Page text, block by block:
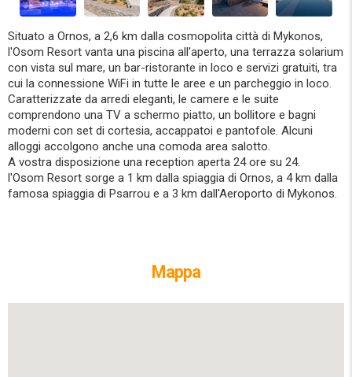
Situato a Ornos, a 2,6 km dalla cosmopolita città di Mykonos,
l'Osom Resort vanta una piscina all'aperto, una terrazza solarium
con vista sul mare, un bar-ristorante in loco e servizi gratuiti, tra
cui la connessione WiFi in tutte le aree e un parcheggio in loco.
Caratterizzate da arredi eleganti, le camere e le suite
comprendono una TV a schermo piatto, un bollitore e bagni
moderni con set di cortesia, accappatoi e pantofole. Alcuni
alloggi accolgono anche una comoda area salotto.
A vostra disposizione una reception aperta 24 ore su 24.
l'Osom Resort sorge a 1 km dalla spiaggia di Ornos, a 4 km dalla
famosa spiaggia di Psarrou e a 3 km dall'Aeroporto di Mykonos.
Mappa